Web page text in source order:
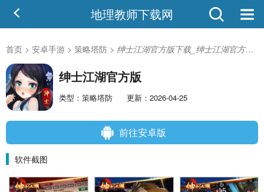
地理教师下载网
首页 > 安卓手游 > 策略塔防 > 绅士江湖官方版下载_绅士江湖官方版安卓版
绅士江湖官方版
类型：策略塔防 更新：2026-04-25
前往安卓版
软件截图